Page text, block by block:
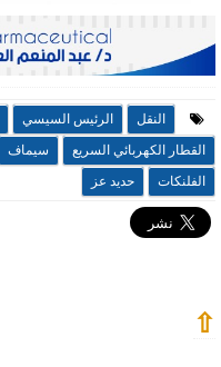
النقل الرئيس السيسي
القطار الكهربائي السريع
سيماف
الفلنكات
حديد عز
⇧